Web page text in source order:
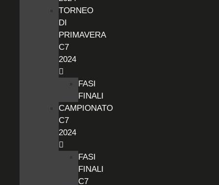
TORNEO
DI
PRIMAVERA
C7
2024
FASI
FINALI
CAMPIONATO
C7
2024
FASI
FINALI
C7